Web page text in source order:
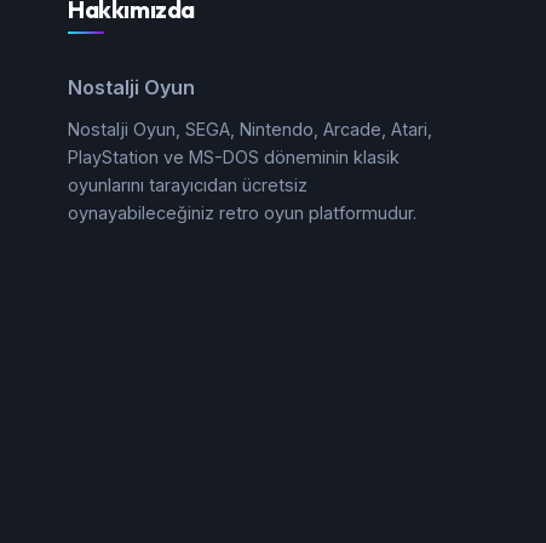
Hakkımızda
Nostalji Oyun
Nostalji Oyun, SEGA, Nintendo, Arcade, Atari,
PlayStation ve MS-DOS döneminin klasik
oyunlarını tarayıcıdan ücretsiz
oynayabileceğiniz retro oyun platformudur.